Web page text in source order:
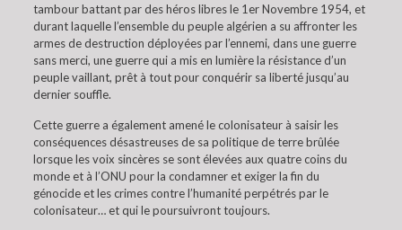
tambour battant par des héros libres le 1er Novembre 1954, et
durant laquelle l’ensemble du peuple algérien a su affronter les
armes de destruction déployées par l’ennemi, dans une guerre
sans merci, une guerre qui a mis en lumière la résistance d’un
peuple vaillant, prêt à tout pour conquérir sa liberté jusqu’au
dernier souffle.
Cette guerre a également amené le colonisateur à saisir les
conséquences désastreuses de sa politique de terre brûlée
lorsque les voix sincères se sont élevées aux quatre coins du
monde et à l’ONU pour la condamner et exiger la fin du
génocide et les crimes contre l’humanité perpétrés par le
colonisateur… et qui le poursuivront toujours.